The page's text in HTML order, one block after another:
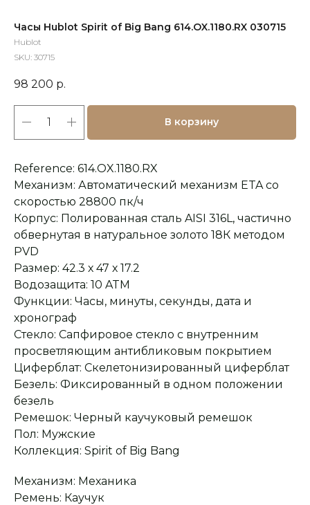
Часы Hublot Spirit of Big Bang 614.OX.1180.RX 030715
Hublot
SKU: 30715
98 200 р.
В корзину
Reference: 614.OX.1180.RX
Механизм: Автоматический механизм ETA со
скоростью 28800 пк/ч
Корпус: Полированная сталь AISI 316L, частично
обвернутая в натуральное золото 18К методом
PVD
Размер: 42.3 х 47 х 17.2
Водозащита: 10 ATM
Функции: Часы, минуты, секунды, дата и
хронограф
Стекло: Сапфировое стекло с внутренним
просветляющим антибликовым покрытием
Циферблат: Скелетонизированный циферблат
Безель: Фиксированный в одном положении
безель
Ремешок: Черный каучуковый ремешок
Пол: Мужские
Коллекция: Spirit of Big Bang
Механизм: Механика
Ремень: Каучук
Оплата при получении
после примерки и
осмотра товара
Подробная
консультация
Сервисное